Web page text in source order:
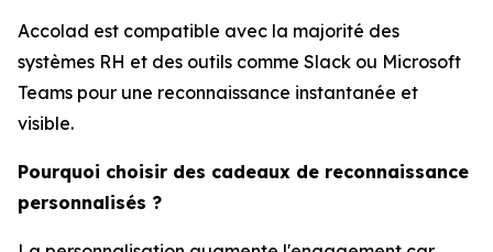
Accolad est compatible avec la majorité des
systèmes RH et des outils comme Slack ou Microsoft
Teams pour une reconnaissance instantanée et
visible.
Pourquoi choisir des cadeaux de reconnaissance
personnalisés ?